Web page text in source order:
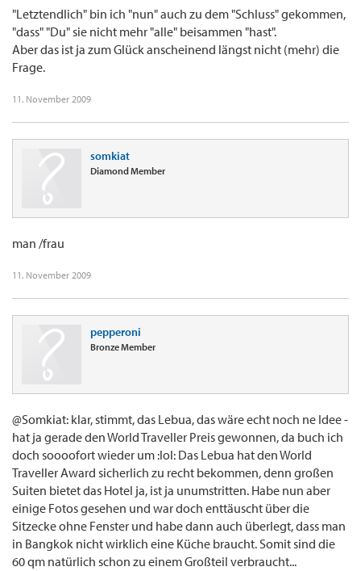
Aber das ist ja zum Glück anscheinend längst nicht mehr die Frage.
"Letztendlich" bin ich "nun" auch zu dem "Schluss" gekommen,
"dass" "Du" sie nicht mehr "alle" beisammen "hast".
Aber das ist ja zum Glück anscheinend längst nicht (mehr) die
Frage.
11. November 2009
somkiat
Diamond Member
man /frau
11. November 2009
pepperoni
Bronze Member
@Somkiat: klar, stimmt, das Lebua, das wäre echt noch ne Idee -
hat ja gerade den World Traveller Preis gewonnen, da buch ich
doch soooofort wieder um :lol: Das Lebua hat den World
Traveller Award sicherlich zu recht bekommen, denn großen
Suiten bietet das Hotel ja, ist ja unumstritten. Habe nun aber
einige Fotos gesehen und war doch enttäuscht über die
Sitzecke ohne Fenster und habe dann auch überlegt, dass man
in Bangkok nicht wirklich eine Küche braucht. Somit sind die
60 qm natürlich schon zu einem Großteil verbraucht...